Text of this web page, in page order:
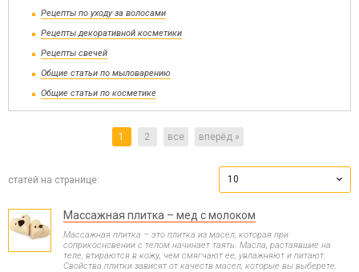
Рецепты по уходу за волосами
Рецепты декоративной косметики
Рецепты свечей
Общие статьи по мыловарению
Общие статьи по косметике
1 2 все вперёд »
статей на странице: 10
Массажная плитка – мед с молоком
Массажная плитка – это плитка из масел, которая при
соприкосновении с телом начинает таять. Масла, растаявшие на
теле, втираются в кожу, чем смягчают ее, увлажняют и питают.
Свойства плитки зависят от качеств масел, которые вы выберете.